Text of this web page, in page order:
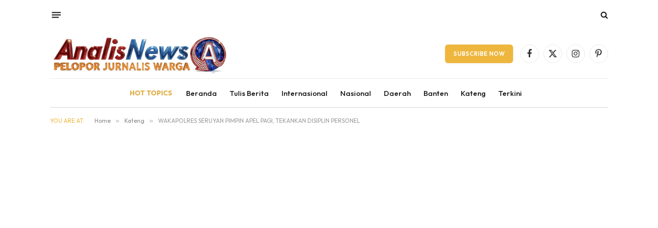
SUBSCRIBE NOW Facebook
X
InstagramPinterest
HOT TOPICS Beranda Tulis Berita Internasional Nasional Daerah Banten Kateng Terkini
YOU ARE AT: Home » Kateng » WAKAPOLRES SERUYAN PIMPIN APEL PAGI, TEKANKAN DISIPLIN PERSONEL